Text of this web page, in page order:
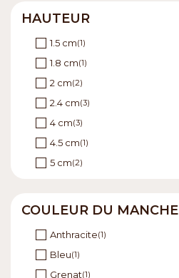
HAUTEUR
1.5 cm(1)
1.8 cm(1)
2 cm(2)
2.4 cm(3)
4 cm(3)
4.5 cm(1)
5 cm(2)
COULEUR DU MANCHE
Anthracite(1)
Bleu(1)
Grenat(1)